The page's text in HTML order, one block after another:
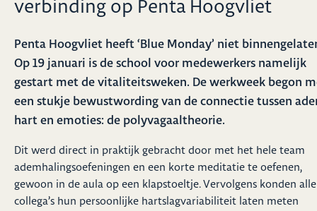
verbinding op Penta Hoogvliet
Penta Hoogvliet heeft ‘Blue Monday’ niet
Op 19 januari is de school voor medewerkers namelijk
gestart met de vitaliteitsweken. De werkweek begon
een stukje bewustwording van de connectie tussen
hart en emoties: de polyvagaaltheorie.
Dit werd direct in praktijk gebracht door met het hele team
ademhalingsoefeningen en een korte meditatie te oefenen,
gewoon in de aula op een klapstoeltje. Vervolgens konden alle
collega’s hun persoonlijke hartslagvariabiliteit laten meten